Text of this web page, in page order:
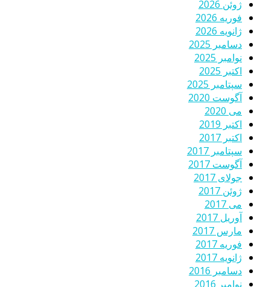
ژوئن 2026
فوریه 2026
ژانویه 2026
دسامبر 2025
نوامبر 2025
اکتبر 2025
سپتامبر 2025
آگوست 2020
می 2020
اکتبر 2019
اکتبر 2017
سپتامبر 2017
آگوست 2017
جولای 2017
ژوئن 2017
می 2017
آوریل 2017
مارس 2017
فوریه 2017
ژانویه 2017
دسامبر 2016
نوامبر 2016